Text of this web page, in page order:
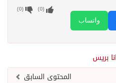
واتساب
(
0
) (
0
)
المحتوى السابق